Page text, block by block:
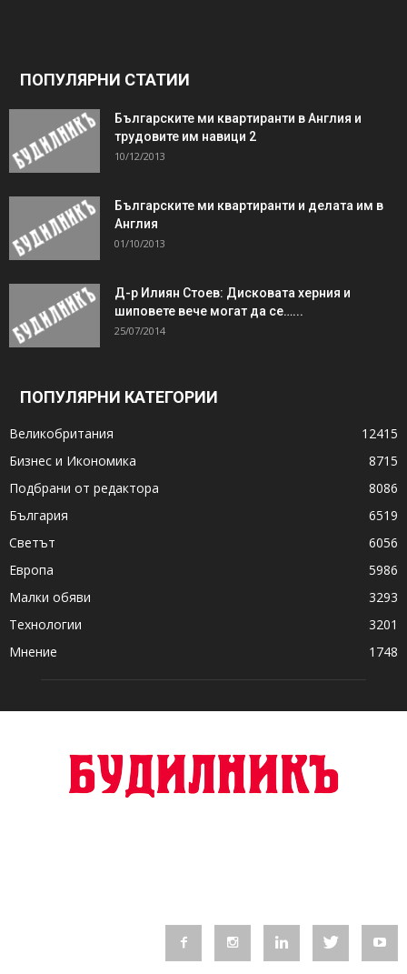
ПОПУЛЯРНИ СТАТИИ
Българските ми квартиранти в Англия и
трудовите им навици 2
10/12/2013
Българските ми квартиранти и делата им в
Англия
01/10/2013
Д-р Илиян Стоев: Дисковата херния и
шиповете вече могат да се…...
25/07/2014
ПОПУЛЯРНИ КАТЕГОРИИ
Великобритания
12415
Бизнес и Икономика
8715
Подбрани от редактора
8086
България
6519
Светът
6056
Европа
5986
Малки обяви
3293
Технологии
3201
Мнение
1748